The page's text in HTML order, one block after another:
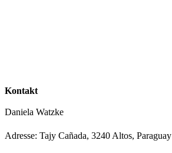
Kontakt
Daniela Watzke
Adresse: Tajy Cañada, 3240 Altos, Paraguay